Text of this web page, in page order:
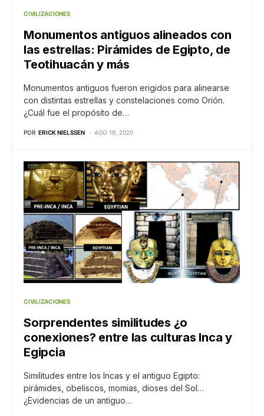
CIVILIZACIONES
Monumentos antiguos alineados con
las estrellas: Pirámides de Egipto, de
Teotihuacán y más
Monumentos antiguos fueron erigidos para alinearse
con distintas estrellas y constelaciones como Orión.
¿Cuál fue el propósito de…
POR ERICK NIELSSEN AGO 19, 2020
CIVILIZACIONES
Sorprendentes similitudes ¿o
conexiones? entre las culturas Inca y
Egipcia
Similitudes entre los Incas y el antiguo Egipto:
pirámides, obeliscos, momias, dioses del Sol…
¿Evidencias de un antiguo…